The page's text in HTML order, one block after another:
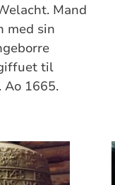
Mand
med sin
til
Ao 1665.